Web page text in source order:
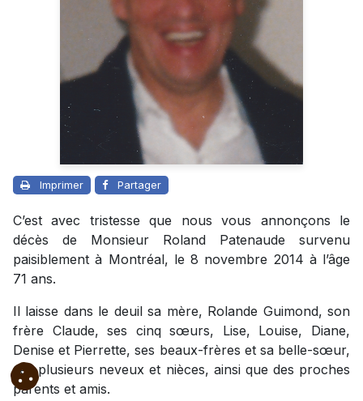
Imprimer Partager
C’est avec tristesse que nous vous annonçons le
décès de Monsieur Roland Patenaude survenu
paisiblement à Montréal, le 8 novembre 2014 à l’âge
71 ans.
Il laisse dans le deuil sa mère, Rolande Guimond, son
frère Claude, ses cinq sœurs, Lise, Louise, Diane,
Denise et Pierrette, ses beaux-frères et sa belle-sœur,
ses plusieurs neveux et nièces, ainsi que des proches
parents et amis.